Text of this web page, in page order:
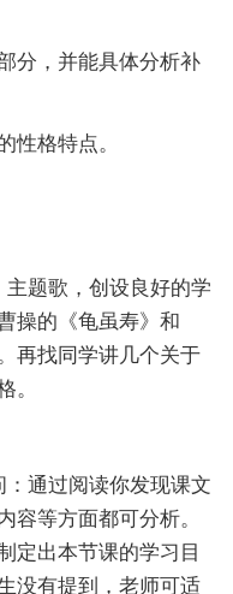
分，并能具体分析补
性格特点。
题歌，创设良好的学
操的《龟虽寿》和
再找同学讲几个关于
。
通过阅读你发现课文
容等方面都可分析。
定出本节课的学习目
没有提到，老师可适